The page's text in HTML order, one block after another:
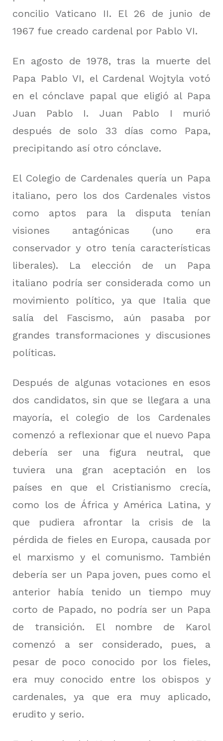
concilio Vaticano II. El 26 de junio de
1967 fue creado cardenal por Pablo VI.
En agosto de 1978, tras la muerte del
Papa Pablo VI, el Cardenal Wojtyla votó
en el cónclave papal que eligió al Papa
Juan Pablo I. Juan Pablo I murió
después de solo 33 días como Papa,
precipitando así otro cónclave.
El Colegio de Cardenales quería un Papa
italiano, pero los dos Cardenales vistos
como aptos para la disputa tenían
visiones antagónicas (uno era
conservador y otro tenía características
liberales). La elección de un Papa
italiano podría ser considerada como un
movimiento político, ya que Italia que
salía del Fascismo, aún pasaba por
grandes transformaciones y discusiones
políticas.
Después de algunas votaciones en esos
dos candidatos, sin que se llegara a una
mayoría, el colegio de los Cardenales
comenzó a reflexionar que el nuevo Papa
debería ser una figura neutral, que
tuviera una gran aceptación en los
países en que el Cristianismo crecía,
como los de África y América Latina, y
que pudiera afrontar la crisis de la
pérdida de fieles en Europa, causada por
el marxismo y el comunismo. También
debería ser un Papa joven, pues como el
anterior había tenido un tiempo muy
corto de Papado, no podría ser un Papa
de transición. El nombre de Karol
comenzó a ser considerado, pues, a
pesar de poco conocido por los fieles,
era muy conocido entre los obispos y
cardenales, ya que era muy aplicado,
erudito y serio.